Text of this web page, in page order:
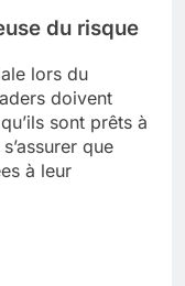
du risque
lors du
doivent
sont prêts à
que
à leur